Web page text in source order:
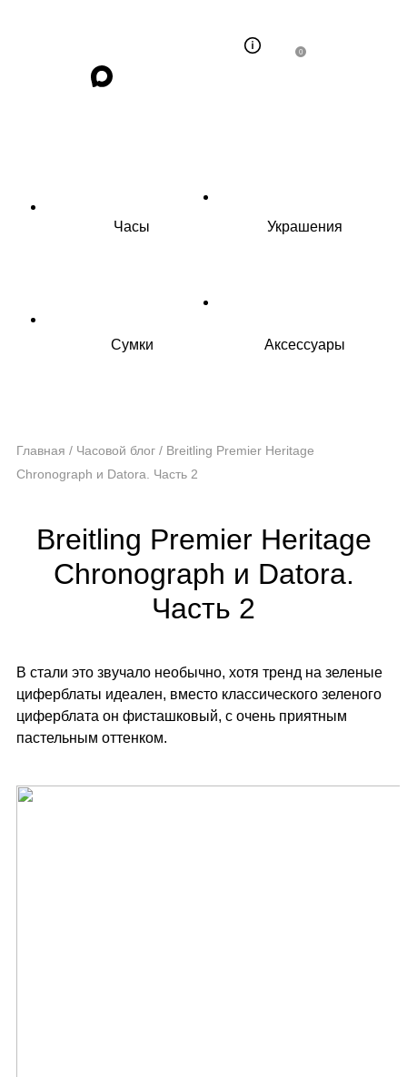
0
Часы Украшения
Сумки Аксессуары
Главная / Часовой блог / Breitling Premier Heritage
Chronograph и Datora. Часть 2
Breitling Premier Heritage
Chronograph и Datora.
Часть 2
В стали это звучало необычно, хотя тренд на зеленые
циферблаты идеален, вместо классического зеленого
циферблата он фисташковый, с очень приятным
пастельным оттенком.